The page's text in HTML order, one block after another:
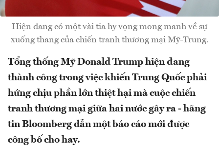
Hiện đang có một vài tia hy vọng mong manh về sự
xuống thang của chiến tranh thương mại Mỹ-Trung.
Tổng thống Mỹ Donald Trump hiện đang
thành công trong việc khiến Trung Quốc phải
hứng chịu phần lớn thiệt hại mà cuộc chiến
tranh thương mại giữa hai nước gây ra - hãng
tin Bloomberg dẫn một báo cáo mới được
công bố cho hay.